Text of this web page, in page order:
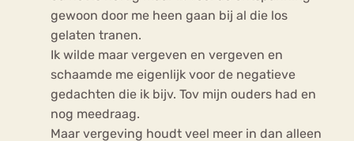
gewoon door me heen gaan bij al die los
gelaten tranen.
Ik wilde maar vergeven en vergeven en
schaamde me eigenlijk voor de negatieve
gedachten die ik bijv. Tov mijn ouders had en
nog meedraag.
Maar vergeving houdt veel meer in dan alleen